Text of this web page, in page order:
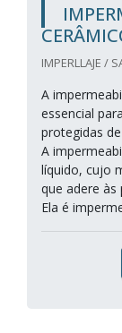
IMPERLLAJE /
A
essencial
protegidas
A
líquido, cujo
que adere às
Ela é